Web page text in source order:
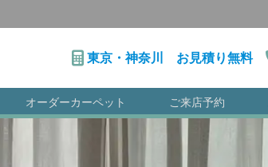
テリア専門 匠工房東京・神奈川 お見積り無料
オーダーカーペット ご来店予約